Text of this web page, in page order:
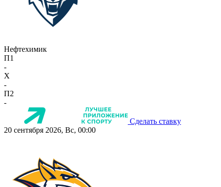
Нефтехимик
П1
-
X
-
П2
-
Сделать ставку
20 сентября 2026, Вс, 00:00